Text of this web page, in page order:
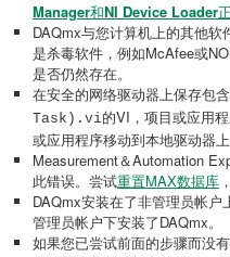
Manager和NI Device Loader
DAQmx与您计算机上的其他
是杀毒软件，例如McAfee或
是否仍然存在。
在安全的网络驱动器上保存包
Task).vi的VI，项目或应用
或应用程序移动到本地驱动器
Measurement＆Automation
此错误。尝试重置MAX数据库
DAQmx安装在了非管理员帐
管理员帐户下安装了DAQmx。
如果您已尝试前面的步骤而没